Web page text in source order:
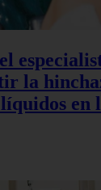
la
en